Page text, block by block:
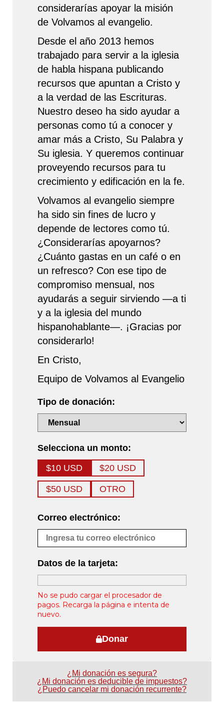
considerarías apoyar la misión
de Volvamos al evangelio.
Desde el año 2013 hemos
trabajado para servir a la iglesia
de habla hispana publicando
recursos que apuntan a Cristo y
a la verdad de las Escrituras.
Nuestro deseo ha sido ayudar a
personas como tú a conocer y
amar más a Cristo, Su Palabra y
Su iglesia. Y queremos continuar
proveyendo recursos para tu
crecimiento y edificación en la fe.
Volvamos al evangelio siempre
ha sido sin fines de lucro y
depende de lectores como tú.
¿Considerarías apoyarnos?
¿Cuánto gastas en un café o en
un refresco? Con ese tipo de
compromiso mensual, nos
ayudarás a seguir sirviendo —a ti
y a la iglesia del mundo
hispanohablante—. ¡Gracias por
considerarlo!
En Cristo,
Equipo de Volvamos al Evangelio
Tipo de donación:
Selecciona un monto:
$10 USD
$20 USD
$50 USD OTRO
Correo electrónico:
Datos de la tarjeta:
No se pudo cargar el procesador de
pagos. Recarga la página e intenta de
nuevo.
Donar
¿Mi donación es segura?
¿Mi donación es deducible de impuestos?
¿Puedo cancelar mi donación recurrente?